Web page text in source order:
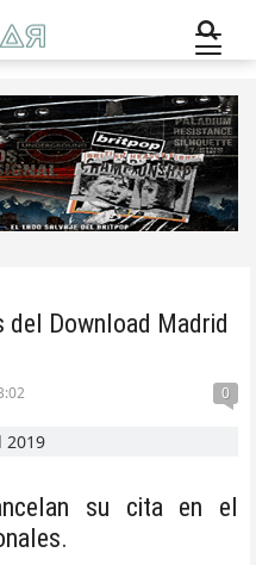
del Download Madrid
0
su cita en el